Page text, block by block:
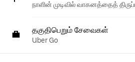
நாளின் முடிவில் வாகனத்தைத்
தகுதிபெறும் சேவைகள்
Uber Go